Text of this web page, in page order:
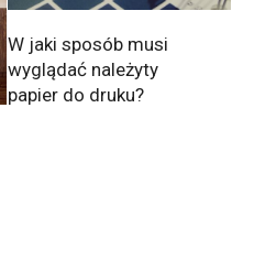
W jaki sposób musi
wyglądać należyty
papier do druku?